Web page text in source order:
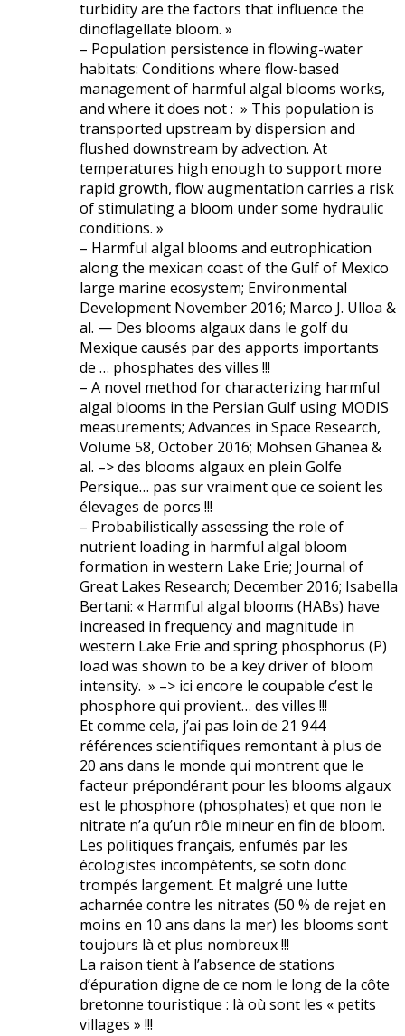
turbidity are the factors that influence the
dinoflagellate bloom. »
– Population persistence in flowing-water
habitats: Conditions where flow-based
management of harmful algal blooms works,
and where it does not : » This population is
transported upstream by dispersion and
flushed downstream by advection. At
temperatures high enough to support more
rapid growth, flow augmentation carries a risk
of stimulating a bloom under some hydraulic
conditions. »
– Harmful algal blooms and eutrophication
along the mexican coast of the Gulf of Mexico
large marine ecosystem; Environmental
Development November 2016; Marco J. Ulloa &
al. — Des blooms algaux dans le golf du
Mexique causés par des apports importants
de … phosphates des villes !!!
– A novel method for characterizing harmful
algal blooms in the Persian Gulf using MODIS
measurements; Advances in Space Research,
Volume 58, October 2016; Mohsen Ghanea &
al. –> des blooms algaux en plein Golfe
Persique… pas sur vraiment que ce soient les
élevages de porcs !!!
– Probabilistically assessing the role of
nutrient loading in harmful algal bloom
formation in western Lake Erie; Journal of
Great Lakes Research; December 2016; Isabella
Bertani: « Harmful algal blooms (HABs) have
increased in frequency and magnitude in
western Lake Erie and spring phosphorus (P)
load was shown to be a key driver of bloom
intensity. » –> ici encore le coupable c’est le
phosphore qui provient… des villes !!!
Et comme cela, j’ai pas loin de 21 944
références scientifiques remontant à plus de
20 ans dans le monde qui montrent que le
facteur prépondérant pour les blooms algaux
est le phosphore (phosphates) et que non le
nitrate n’a qu’un rôle mineur en fin de bloom.
Les politiques français, enfumés par les
écologistes incompétents, se sotn donc
trompés largement. Et malgré une lutte
acharnée contre les nitrates (50 % de rejet en
moins en 10 ans dans la mer) les blooms sont
toujours là et plus nombreux !!!
La raison tient à l’absence de stations
d’épuration digne de ce nom le long de la côte
bretonne touristique : là où sont les « petits
villages » !!!